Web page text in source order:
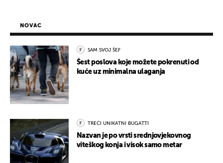
NOVAC
SAM SVOJ ŠEF
Šest poslova koje možete pokrenuti od
kuće uz minimalna ulaganja
TREĆI UNIKATNI BUGATTI
Nazvan je po vrsti srednjovjekovnog
viteškog konja i visok samo metar